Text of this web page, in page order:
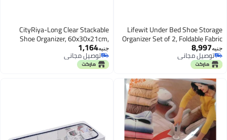
Lifewit Under Bed Shoe
Organizer Set of 2, Foldable
Shoes Container Box with
Cover See Through
Storage Bag with 2 Handles
Fits 24 Pairs of Shoes,
8,997
توصيل مجاني
توصيل مجاني
CityRiya-Long Clear Stackable
Shoe Organizer, 60x30x21cm,
Foldable Shoe Rack for Closet,
Under Bed Shoe Storage Organizer
(3 Packs)
جنيه1,164
توصيل مجاني
توصيل مجاني